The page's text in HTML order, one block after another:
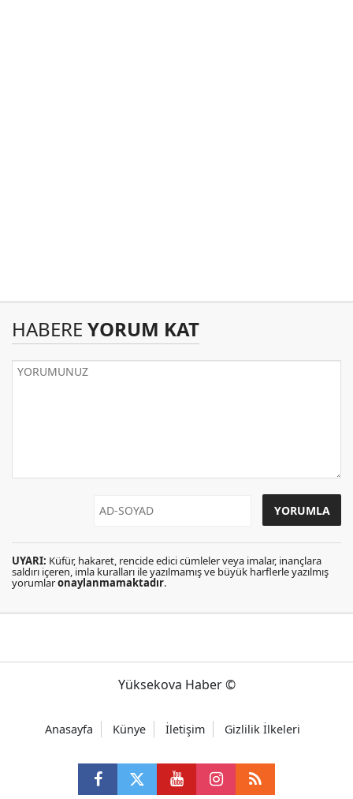
HABERE YORUM KAT
UYARI: Küfür, hakaret, rencide edici cümleler veya imalar, inançlara
saldırı içeren, imla kuralları ile yazılmamış ve büyük harflerle yazılmış
yorumlaronaylanmamaktadır.
Yüksekova Haber ©
Anasayfa Künye İletişim Gizlilik İlkeleri